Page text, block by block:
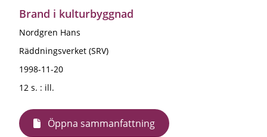
Brand i kulturbyggnad
Nordgren Hans
Räddningsverket (SRV)
1998-11-20
12 s. : ill.
Öppna sammanfattning